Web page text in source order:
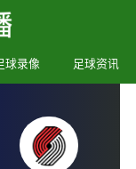
球录像 足球资讯